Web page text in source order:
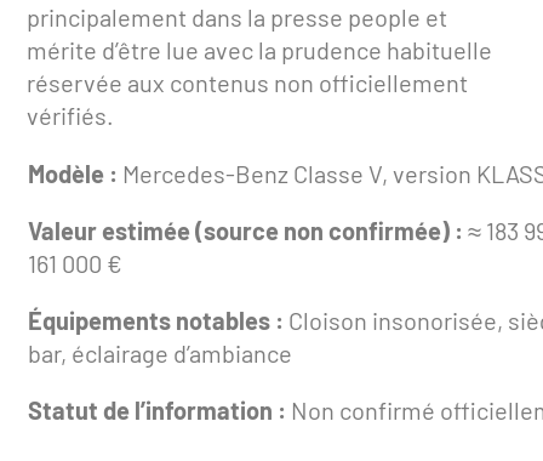
principalement dans la presse people et
mérite d’être lue avec la prudence habituelle
réservée aux contenus non officiellement
vérifiés.
Modèle : Mercedes-Benz Classe V, version
Valeur estimée (source non confirmée) :≈ 183
161 000 €
Équipements notables : Cloison insonorisée,
bar, éclairage d’ambiance
Statut de l’information : Non confirmé